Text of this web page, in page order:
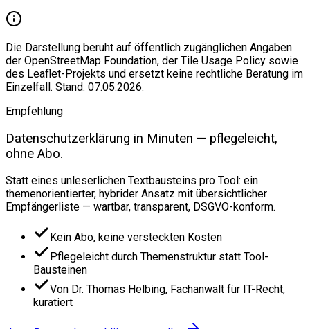
Die Darstellung beruht auf öffentlich zugänglichen Angaben
der OpenStreetMap Foundation, der Tile Usage Policy sowie
des Leaflet-Projekts und ersetzt keine rechtliche Beratung im
Einzelfall. Stand: 07.05.2026.
Empfehlung
Datenschutzerklärung in Minuten — pflegeleicht,
ohne Abo.
Statt eines unleserlichen Textbausteins pro Tool: ein
themenorientierter, hybrider Ansatz mit übersichtlicher
Empfängerliste — wartbar, transparent, DSGVO-konform.
Kein Abo, keine versteckten Kosten
Pflegeleicht durch Themenstruktur statt Tool-
Bausteinen
Von Dr. Thomas Helbing, Fachanwalt für IT-Recht,
kuratiert